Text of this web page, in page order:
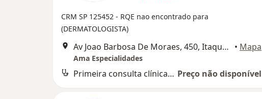
CRM SP 125452 - RQE nao encontrado para
(DERMATOLOGISTA)
Av Joao Barbosa De Moraes, 450, Itaquaquecetuba • Mapa
Ama Especialidades
Primeira consulta clínica médica Preço não disponível